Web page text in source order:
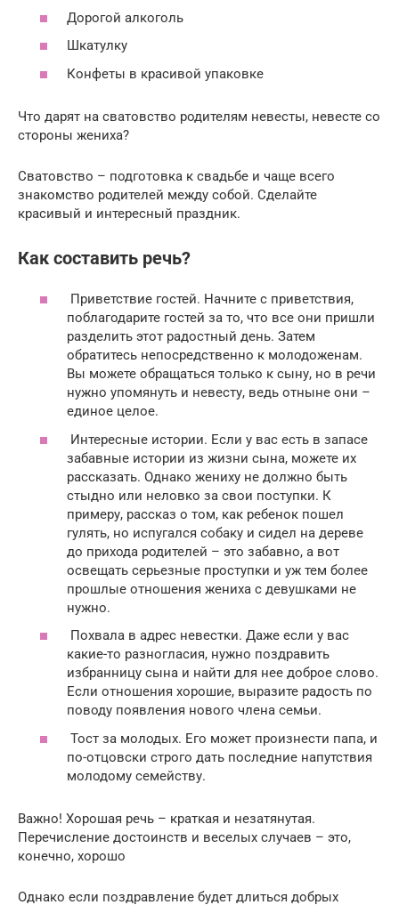
Дорогой алкоголь
Шкатулку
Конфеты в красивой упаковке
Что дарят на сватовство родителям невесты, невесте со
стороны жениха?
Сватовство – подготовка к свадьбе и чаще всего
знакомство родителей между собой. Сделайте
красивый и интересный праздник.
Как составить речь?
Приветствие гостей. Начните с приветствия,
поблагодарите гостей за то, что все они пришли
разделить этот радостный день. Затем
обратитесь непосредственно к молодоженам.
Вы можете обращаться только к сыну, но в речи
нужно упомянуть и невесту, ведь отныне они –
единое целое.
Интересные истории. Если у вас есть в запасе
забавные истории из жизни сына, можете их
рассказать. Однако жениху не должно быть
стыдно или неловко за свои поступки. К
примеру, рассказ о том, как ребенок пошел
гулять, но испугался собаку и сидел на дереве
до прихода родителей – это забавно, а вот
освещать серьезные проступки и уж тем более
прошлые отношения жениха с девушками не
нужно.
Похвала в адрес невестки. Даже если у вас
какие-то разногласия, нужно поздравить
избранницу сына и найти для нее доброе слово.
Если отношения хорошие, выразите радость по
поводу появления нового члена семьи.
Тост за молодых. Его может произнести папа, и
по-отцовски строго дать последние напутствия
молодому семейству.
Важно! Хорошая речь – краткая и незатянутая.
Перечисление достоинств и веселых случаев – это,
конечно, хорошо
Однако если поздравление будет длиться добрых